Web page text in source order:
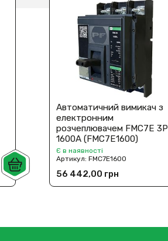
Автоматичний вимикач з
електронним
розчеплювачем FMC7E 3P
1600A (FMC7E1600)
Є в наявності
Артикул: FMC7E1600
56 442,00 грн